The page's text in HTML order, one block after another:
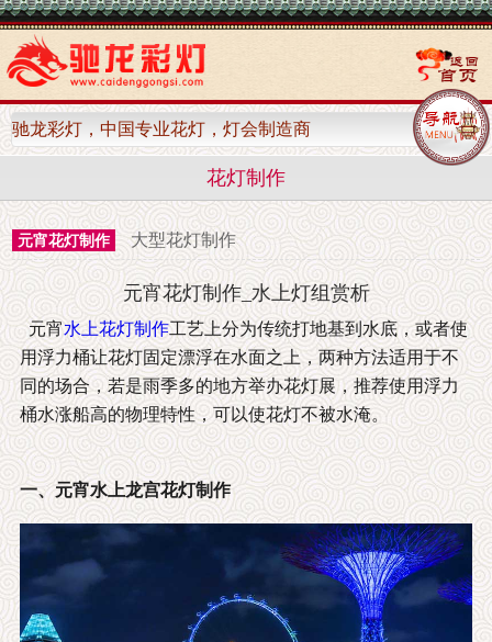
驰龙彩灯，中国专业花灯，灯会制造商
花灯制作
元宵花灯制作 大型花灯制作
元宵花灯制作_水上灯组赏析
元宵水上花灯制作工艺上分为传统打地基到水底，或者使
用浮力桶让花灯固定漂浮在水面之上，两种方法适用于不
同的场合，若是雨季多的地方举办花灯展，推荐使用浮力
桶水涨船高的物理特性，可以使花灯不被水淹。
一、元宵水上龙宫花灯制作